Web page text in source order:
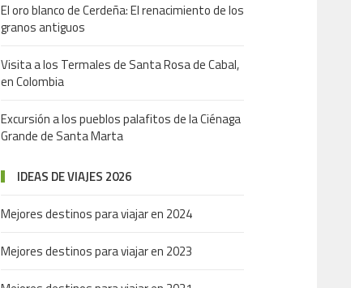
El oro blanco de Cerdeña: El renacimiento de los
granos antiguos
Visita a los Termales de Santa Rosa de Cabal,
en Colombia
Excursión a los pueblos palafitos de la Ciénaga
Grande de Santa Marta
IDEAS DE VIAJES 2026
Mejores destinos para viajar en 2024
Mejores destinos para viajar en 2023